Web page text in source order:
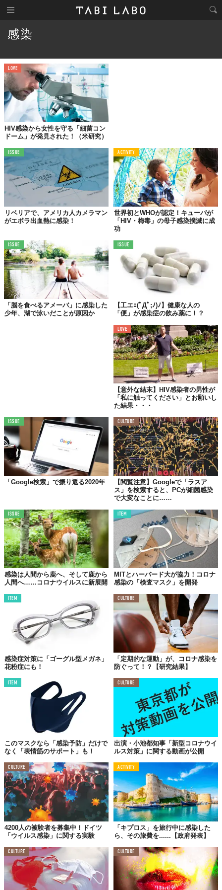
感染
LOVE
HIV感染から女性を守る「細菌コン
ドーム」が発見された！（米研究）
ISSUE
リベリアで、アメリカ人カメラマン
がエボラ出血熱に感染！
ACTIVITY
世界初とWHOが認定！キューバが
「HIV・梅毒」の母子感染撲滅に成
功
ISSUE
「脳を食べるアメーバ」に感染した
少年、湖で泳いだことが原因か
ISSUE
【工エｪ(ﾟДﾟ;ﾉ)ﾉ】健康な人の
「便」が感染症の飲み薬に！？
LOVE
【意外な結末】HIV感染者の男性が
「私に触ってください」とお願いし
た結果・・・
ISSUE
「Google検索」で振り返る2020年
CULTURE
【閲覧注意】Googleで「ラスア
ス」を検索すると、PCが細菌感染
で大変なことに……
ISSUE
感染は人間から鹿へ、そして鹿から
人間へ……コロナウイルスに新展開
ITEM
MITとハーバード大が協力！コロナ
感染の「検査マスク」を開発
ITEM
感染症対策に「ゴーグル型メガネ」
花粉症にも！
CULTURE
「定期的な運動」が、コロナ感染を
防ぐって！？【研究結果】
ITEM
このマスクなら「感染予防」だけで
なく「表情筋のサポート」も！
CULTURE
出演・小池都知事「新型コロナウイ
ルス対策」に関する動画が公開
CULTURE
4200人の被験者を募集中！ドイツ
「ウイルス感染」に関する実験
ACTIVITY
「キプロス」を旅行中に感染した
ら、その旅費を......【政府発表】
CULTURE CULTURE